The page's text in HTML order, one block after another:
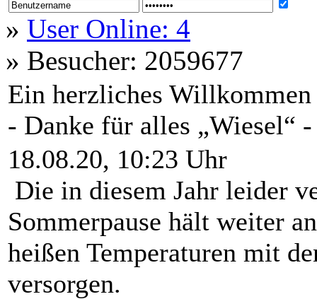
» User Online: 4
» Besucher: 2059677
Ein herzliches
- Danke für alles „Wiesel“
18.08.20, 10:23 Uhr
Die in diesem Jahr leider
Sommerpause hält weiter
heißen Temperaturen mit
versorgen.